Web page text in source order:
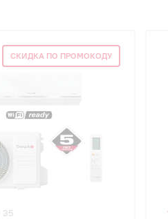
СКИДКА ПО ПРОМОКОДУ
35